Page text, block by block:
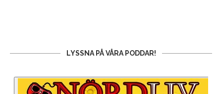
LYSSNA PÅ VÅRA PODDAR!